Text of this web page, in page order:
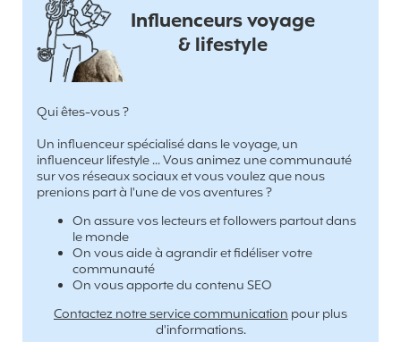
Influenceurs voyage
& lifestyle
Qui êtes-vous ?
Un influenceur spécialisé dans le voyage, un
influenceur lifestyle ... Vous animez une communauté
sur vos réseaux sociaux et vous voulez que nous
prenions part à l'une de vos aventures ?
On assure vos lecteurs et followers partout dans
le monde
On vous aide à agrandir et fidéliser votre
communauté
On vous apporte du contenu SEO
Contactez notre service communicationpour plus
d'informations.